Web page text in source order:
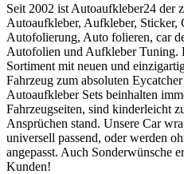
Seit 2002 ist Autoaufkleber24 der
Autoaufkleber, Aufkleber, Sticker,
Autofolierung, Auto folieren, car
Autofolien und Aufkleber Tuning.
Sortiment mit neuen und
Fahrzeug zum absoluten
Autoaufkleber Sets beinhalten
Fahrzeugseiten, sind kinderleicht
Ansprüchen stand. Unsere Car
universell passend, oder werden
angepasst. Auch Sonderwünsche
Kunden!